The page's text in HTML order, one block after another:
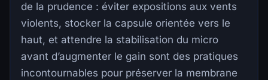
de la prudence : éviter expositions aux vents
violents, stocker la capsule orientée vers le
haut, et attendre la stabilisation du micro
avant d’augmenter le gain sont des pratiques
incontournables pour préserver la membrane